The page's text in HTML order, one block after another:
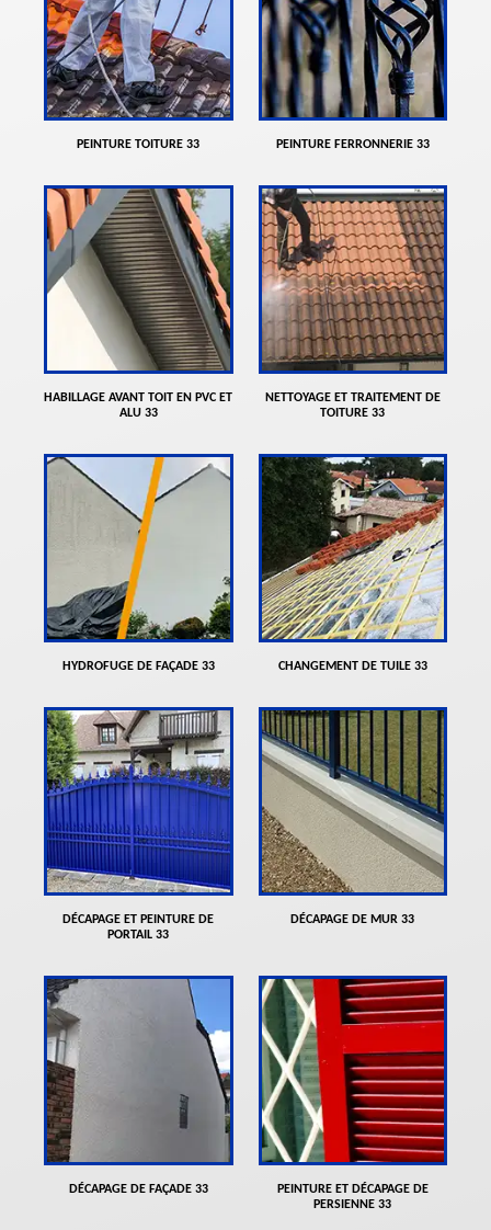
PEINTURE TOITURE 33 PEINTURE FERRONNERIE 33
HABILLAGE AVANT TOIT EN PVC ET
ALU 33
NETTOYAGE ET TRAITEMENT DE
TOITURE 33
HYDROFUGE DE FAÇADE 33 CHANGEMENT DE TUILE 33
DÉCAPAGE ET PEINTURE DE
PORTAIL 33
DÉCAPAGE DE MUR 33
DÉCAPAGE DE FAÇADE 33
PEINTURE ET DÉCAPAGE DE
PERSIENNE 33